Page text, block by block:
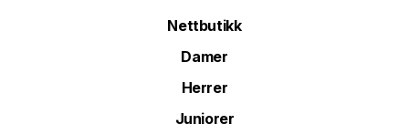
Nettbutikk
Damer
Herrer
Juniorer